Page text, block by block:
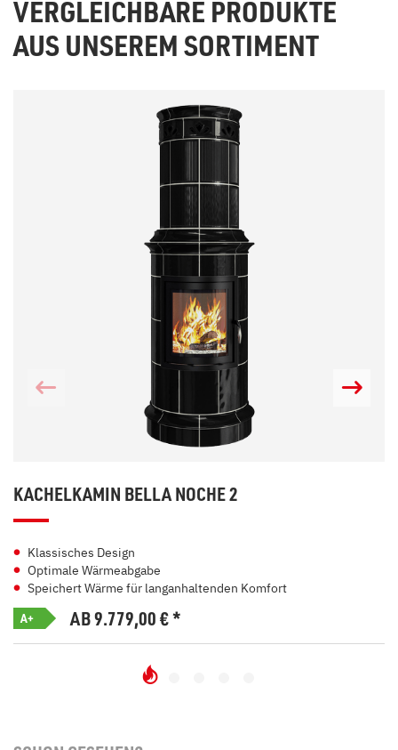
VERGLEICHBARE PRODUKTE
AUS UNSEREM SORTIMENT
KACHELKAMIN BELLA NOCHE 2
Klassisches Design
Optimale Wärmeabgabe
Speichert Wärme für langanhaltenden Komfort
A+ AB 9.779,00€*